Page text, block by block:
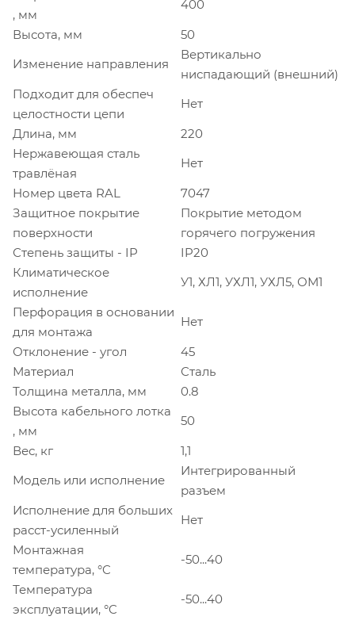
, мм
400
Высота, мм
50
Изменение направления
Вертикально
ниспадающий (внешний)
Подходит для обеспеч
целостности цепи
Нет
Длина, мм
220
Нержавеющая сталь
травлёная
Нет
Номер цвета RAL
7047
Защитное покрытие
поверхности
Покрытие методом
горячего погружения
Степень защиты - IP
IP20
Климатическое
исполнение
У1, ХЛ1, УХЛ1, УХЛ5, ОМ1
Перфорация в основании
для монтажа
Нет
Отклонение - угол
45
Материал
Сталь
Толщина металла, мм
0.8
Высота кабельного лотка
, мм
50
Вес, кг
1,1
Модель или исполнение
Интегрированный
разъем
Исполнение для больших
расст-усиленный
Нет
Монтажная
температура, °C
-50...40
Температура
эксплуатации, °C
-50...40